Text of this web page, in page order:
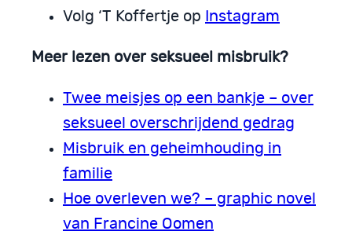
Volg ‘T Koffertje op Instagram
Meer lezen over seksueel misbruik?
Twee meisjes op een bankje – over
seksueel overschrijdend gedrag
Misbruik en geheimhouding in
familie
Hoe overleven we? – graphic novel
van Francine Oomen